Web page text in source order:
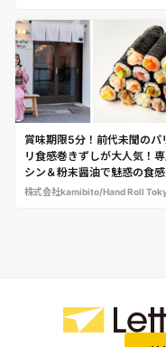
賞味期限5分！前代未聞のパ
リ食感巻きずしが大人気！
シン＆粉末醤油で魅惑の食感
現！ 口コミ評価4.8の巻きず
株式会社kamibito/Hand Roll